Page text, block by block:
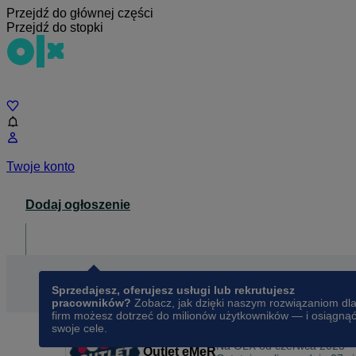
Przejdź do głównej części
Przejdź do stopki
Twoje konto
Dodaj ogłoszenie
Sprzedajesz, oferujesz usługi lub rekrutujesz
pracowników? Zobacz, jak dzięki naszym rozwiązaniom dla
firm możesz dotrzeć do milionów użytkowników — i osiągnąć
swoje cele.
Outlet eMeRNa OLX odczerwca 2023